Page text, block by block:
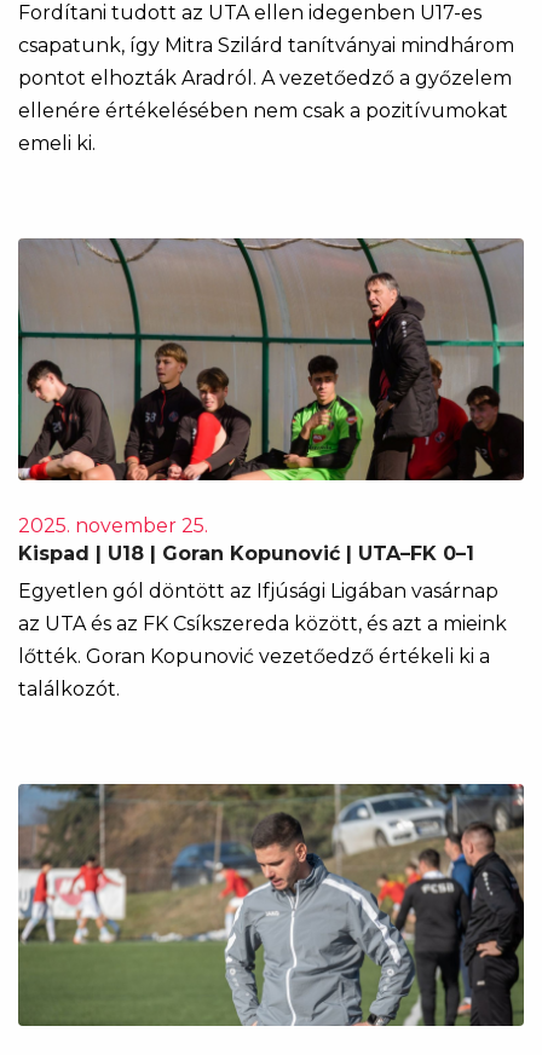
Fordítani tudott az UTA ellen idegenben U17-es
csapatunk, így Mitra Szilárd tanítványai mindhárom
pontot elhozták Aradról. A vezetőedző a győzelem
ellenére értékelésében nem csak a pozitívumokat
emeli ki.
2025. november 25.
Kispad | U18 | Goran Kopunović | UTA–FK 0–1
Egyetlen gól döntött az Ifjúsági Ligában vasárnap
az UTA és az FK Csíkszereda között, és azt a mieink
lőtték. Goran Kopunović vezetőedző értékeli ki a
találkozót.